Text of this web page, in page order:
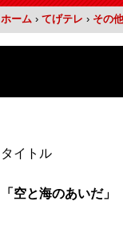
ホーム › てげテレ › その他
タイトル
「空と海のあいだ」